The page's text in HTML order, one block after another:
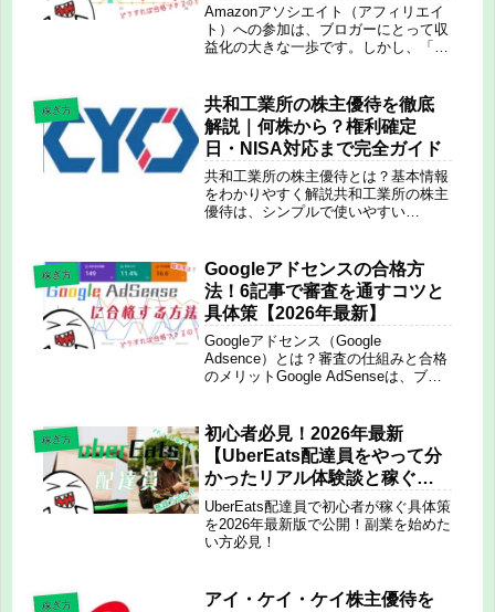
Amazonアソシエイト（アフィリエイ
ト）への参加は、ブロガーにとって収
益化の大きな一歩です。しかし、「審
記事では、Amazonアソシエイトに確
実に合格するための具体的な方法...
稼ぎ方
共和工業所の株主優待を徹底
解説｜何株から？権利確定
日・NISA対応まで完全ガイド
共和工業所の株主優待とは？基本情報
をわかりやすく解説共和工業所の株主
優待は、シンプルで使いやすい
る堅実企業であり、配当と優待を組み
合わせた安定投資銘柄として注目され
てい...
稼ぎ方
Googleアドセンスの合格方
法！6記事で審査を通すコツと
具体策【2026年最新】
Googleアドセンス（Google
Adsence）とは？審査の仕組みと合格
のメリットGoogle AdSenseは、ブロ
合格すると、自動広告による収益化が
可能になります...
稼ぎ方
初心者必見！2026年最新
【UberEats配達員をやって分
かったリアル体験談と稼ぐた
めの方法】
UberEats配達員で初心者が稼ぐ具体策
を2026年最新版で公開！副業を始めた
い方必見！
稼ぎ方
アイ・ケイ・ケイ株主優待を